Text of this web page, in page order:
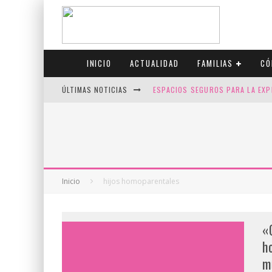
INICIO ACTUALIDAD FAMILIAS
ÚLTIMAS NOTICIAS ESPACIOS SEGUROS PARA LA
CANADÁ CELEBRA EL ORGULLO
Inicio hijos homoparentales